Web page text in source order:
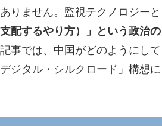
りません。監視テクノロジーと
配するやり方）」という政治の
事では、中国がどのようにして
ジタル・シルクロード」構想に